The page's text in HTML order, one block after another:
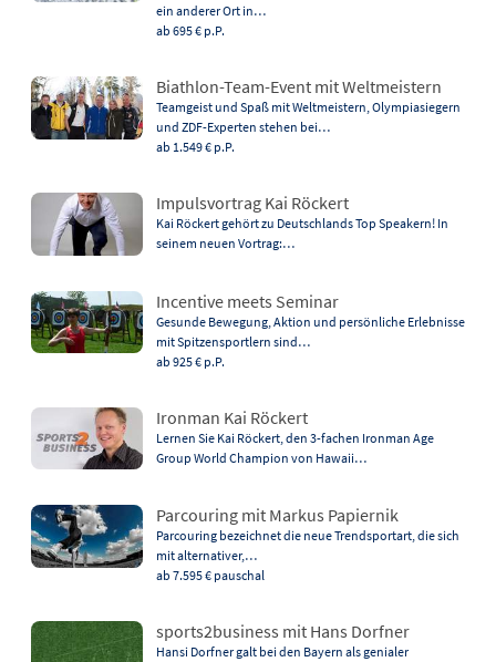
ein anderer Ort in…
ab 695 € p.P.
Biathlon-Team-Event mit Weltmeistern
Teamgeist und Spaß mit Weltmeistern, Olympiasiegern
und ZDF-Experten stehen bei…
ab 1.549 € p.P.
Impulsvortrag Kai Röckert
Kai Röckert gehört zu Deutschlands Top Speakern! In
seinem neuen Vortrag:…
Incentive meets Seminar
Gesunde Bewegung, Aktion und persönliche Erlebnisse
mit Spitzensportlern sind…
ab 925 € p.P.
Ironman Kai Röckert
Lernen Sie Kai Röckert, den 3-fachen Ironman Age
Group World Champion von Hawaii…
Parcouring mit Markus Papiernik
Parcouring bezeichnet die neue Trendsportart, die sich
mit alternativer,…
ab 7.595 € pauschal
sports2business mit Hans Dorfner
Hansi Dorfner galt bei den Bayern als genialer